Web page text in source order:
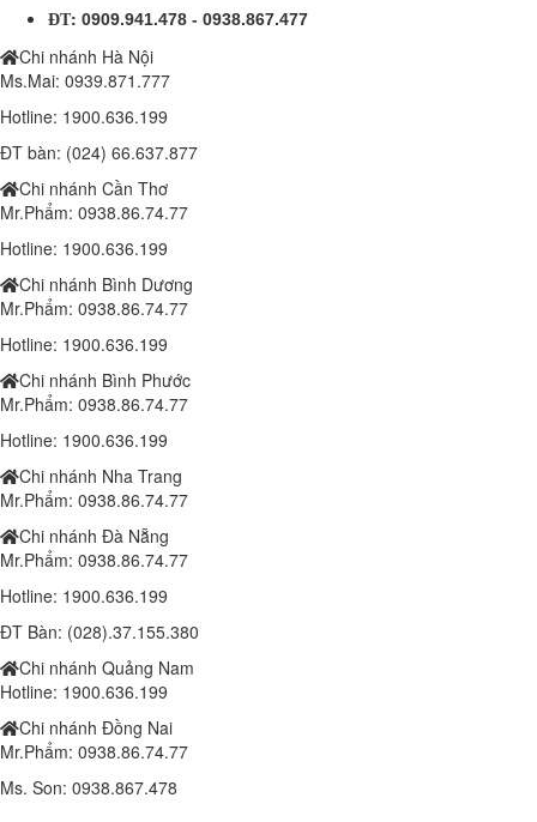
ĐT: 0909.941.478 - 0938.867.477
Chi nhánh Hà Nội
Ms.Mai: 0939.871.777
Hotline: 1900.636.199
ĐT bàn: (024) 66.637.877
Chi nhánh Cần Thơ
Mr.Phẩm: 0938.86.74.77
Hotline: 1900.636.199
Chi nhánh Bình Dương
Mr.Phẩm: 0938.86.74.77
Hotline: 1900.636.199
Chi nhánh Bình Phước
Mr.Phẩm: 0938.86.74.77
Hotline: 1900.636.199
Chi nhánh Nha Trang
Mr.Phẩm: 0938.86.74.77
Chi nhánh Đà Nẵng
Mr.Phẩm: 0938.86.74.77
Hotline: 1900.636.199
ĐT Bàn: (028).37.155.380
Chi nhánh Quảng Nam
Hotline: 1900.636.199
Chi nhánh Đồng Nai
Mr.Phẩm: 0938.86.74.77
Ms. Son: 0938.867.478
Lắp đặt trọn bộ 1 Camera Wifi 4.0MP IPC-K42P-IMOU
Liên hệ
1.000.000 đ900,000 đ
Laptop Dell Latitude 6540 - Intel Core i7 -4810MQ- 8G- SSD240G - Đồ
họa HD Intel® 4600 (2.0GB) 15.6"FHD
10,190,000 đ
Laptop Dell Latitude E5540 - Intel Core i5 -4300 U.( TH4)- 4G-
SSD128G- 16.5'
8.100.000 đ6,400,000 đ
Laptop Dell Latitude E5540 - Intel Core i7 -4600 U.( TH4)- 4G-
SSD128G- 16.5'
8.800.000 đ7,400,000 đ